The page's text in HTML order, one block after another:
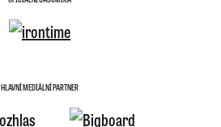
HLAVNÍ MEDIÁLNÍ PARTNER